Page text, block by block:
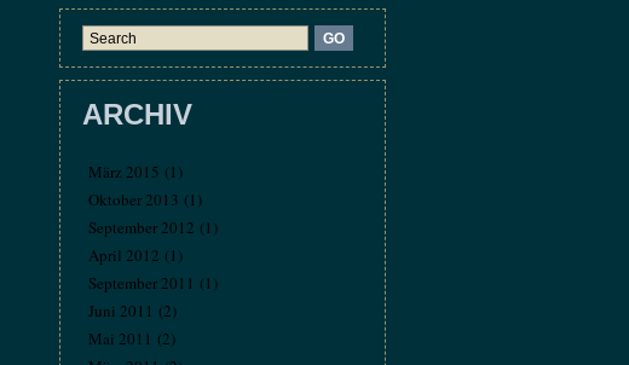
ARCHIV
März 2015 (1)
Oktober 2013 (1)
September 2012 (1)
April 2012 (1)
September 2011 (1)
Juni 2011 (2)
Mai 2011 (2)